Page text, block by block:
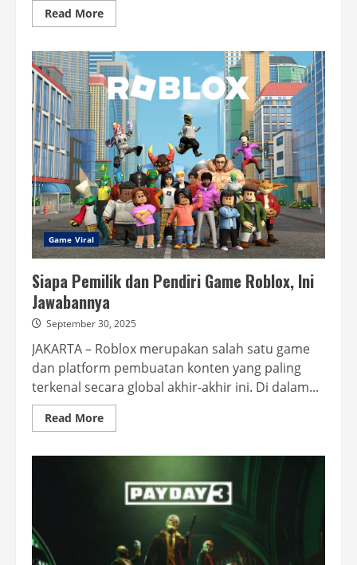
Read MoreRead
more
Autumn
Sale
Digelar,
Ini
Rekomendasi
Game
PC
Diskon
Hingga
90%
Game Viral
Siapa Pemilik dan Pendiri Game Roblox, Ini
Jawabannya
September 30, 2025
JAKARTA – Roblox merupakan salah satu game
dan platform pembuatan konten yang paling
terkenal secara global akhir-akhir ini. Di dalam...
Read MoreRead
more
Pendiri
Game
Roblox,
Jawabannya